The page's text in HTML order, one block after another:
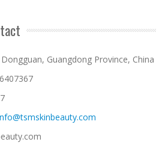
Guangdong Province, China